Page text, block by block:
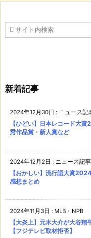
新着記事
2024年12月30日 : ニュース記
【ひどい】日本レコード大
秀作品賞・新人賞など
2024年12月2日 : ニュース記事
【おかしい】流行語大賞
感想まとめ
2024年11月3日 : MLB・NPB
【大炎上】元木大介が大谷
【フジテレビ取材拒否】